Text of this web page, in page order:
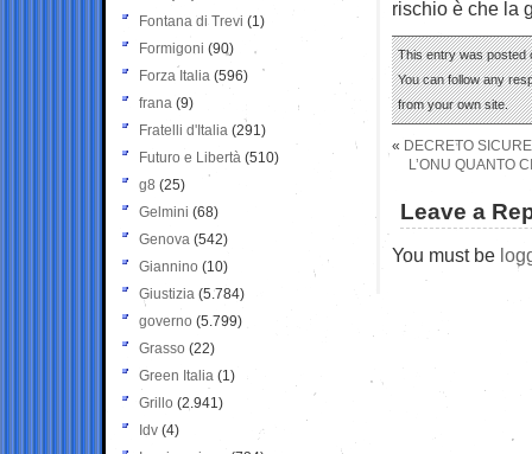
rischio è che la
This entry was posted
You can follow any
from your own site.
« DECRETO
L’ONU QUANTO
Leave a
You must be
Fontana di Trevi (1)
Formigoni (90)
Forza Italia (596)
frana (9)
Fratelli d'Italia (291)
Futuro e Libertà (510)
g8 (25)
Gelmini (68)
Genova (542)
Giannino (10)
Giustizia (5.784)
governo (5.799)
Grasso (22)
Green Italia (1)
Grillo (2.941)
Idv (4)